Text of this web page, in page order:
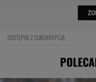
DOSTĘPNE Z SUBSKRYPCJĄ